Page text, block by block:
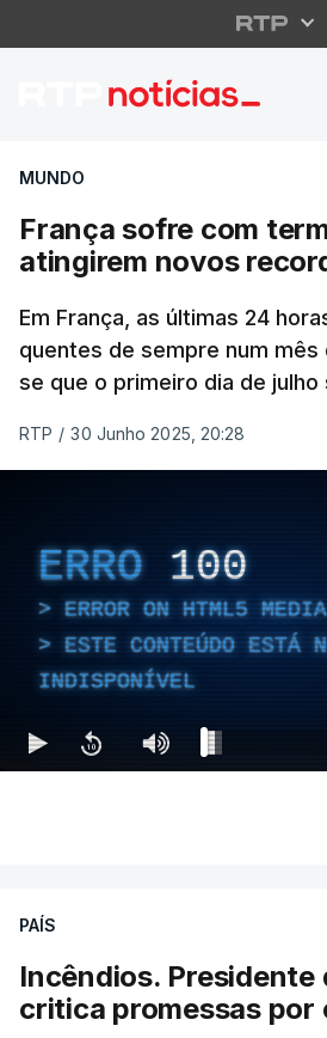
França sofre
MUNDO
França sofre com
atingirem novos
Em França, as últimas 24
quentes de sempre num mês
se que o primeiro dia de julho
RTP / 30 Junho 2025, 20:28
ERRO 100
ERROR ON HTML5
ESTE CONTEÚDO ESTÁ
INDISPONÍVEL
PAÍS
Incêndios. Presidente
critica promessas por